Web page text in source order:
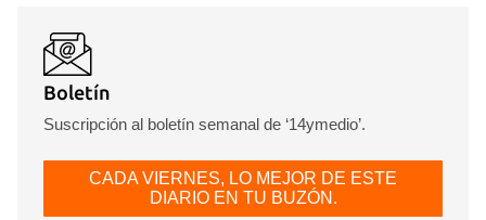
Boletín
Suscripción al boletín semanal de ‘14ymedio’.
CADA VIERNES, LO MEJOR DE ESTE
DIARIO EN TU BUZÓN.